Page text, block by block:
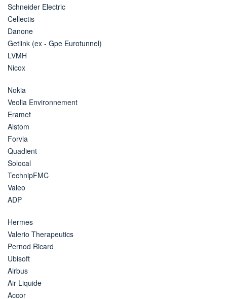
Schneider Electric
Cellectis
Danone
Getlink (ex - Gpe Eurotunnel)
LVMH
Nicox
Nokia
Veolia Environnement
Eramet
Alstom
Forvia
Quadient
Solocal
TechnipFMC
Valeo
ADP
Hermes
Valerio Therapeutics
Pernod Ricard
Ubisoft
Airbus
Air Liquide
Accor